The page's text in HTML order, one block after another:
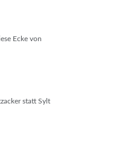
Ecke von
statt Sylt